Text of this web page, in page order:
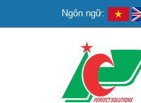
Ngôn ngữ: